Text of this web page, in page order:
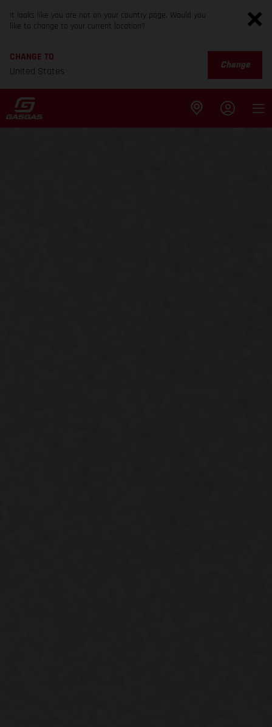
It looks like you are not on your country page. Would you
like to change to your current location?
CHANGE TO
United States
Change